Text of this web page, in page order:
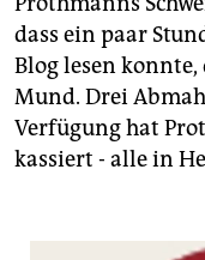
dass ein paar
Blog lesen
Mund. Drei
Verfügung hat
kassiert - alle in